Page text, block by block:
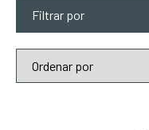
Filtrar por